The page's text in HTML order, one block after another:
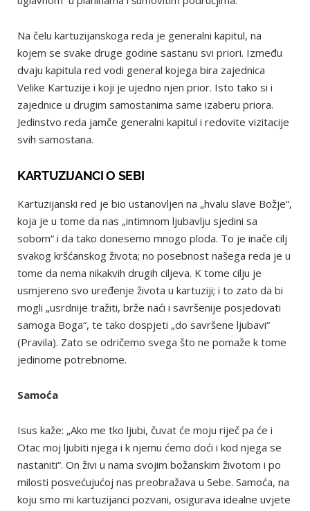
Na čelu kartuzijanskoga reda je generalni kapitul, na
kojem se svake druge godine sastanu svi priori. Između
dvaju kapitula red vodi general kojega bira zajednica
Velike Kartuzije i koji je ujedno njen prior. Isto tako si i
zajednice u drugim samostanima same izaberu priora.
Jedinstvo reda jamče generalni kapitul i redovite vizitacije
svih samostana.
KARTUZIJANCI O SEBI
Kartuzijanski red je bio ustanovljen na „hvalu slave Božje“,
koja je u tome da nas „intimnom ljubavlju sjedini sa
sobom“ i da tako donesemo mnogo ploda. To je inače cilj
svakog kršćanskog života; no posebnost našega reda je u
tome da nema nikakvih drugih ciljeva. K tome cilju je
usmjereno svo uređenje života u kartuziji; i to zato da bi
mogli „usrdnije tražiti, brže naći i savršenije posjedovati
samoga Boga“, te tako dospjeti „do savršene ljubavi“
(Pravila). Zato se odričemo svega što ne pomaže k tome
jedinome potrebnome.
Samoća
Isus kaže: „Ako me tko ljubi, čuvat će moju riječ pa će i
Otac moj ljubiti njega i k njemu ćemo doći i kod njega se
nastaniti“. On živi u nama svojim božanskim životom i po
milosti posvećujućoj nas preobražava u Sebe. Samoća, na
koju smo mi kartuzijanci pozvani, osigurava idealne uvjete